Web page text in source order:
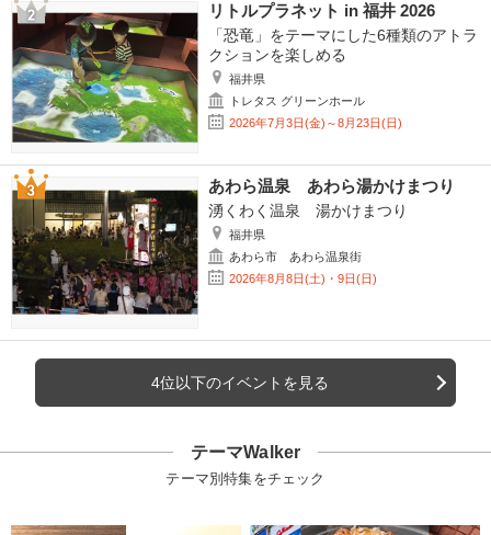
リトルプラネット in 福井 2026
「恐竜」をテーマにした6種類のアトラ
クションを楽しめる
福井県
トレタス グリーンホール
2026年7月3日(金)～8月23日(日)
あわら温泉 あわら湯かけまつり
湧くわく温泉 湯かけまつり
福井県
あわら市 あわら温泉街
2026年8月8日(土)・9日(日)
4位以下のイベントを見る
テーマWalker
テーマ別特集をチェック